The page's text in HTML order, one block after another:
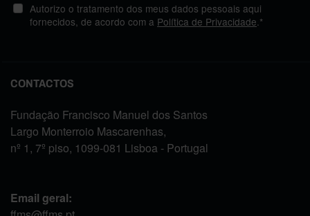
Autorizo o tratamento dos meus dados pessoais aqui
fornecidos, de acordo com a Política de Privacidade .*
CONTACTOS
Fundação Francisco Manuel dos Santos
Largo Monterroio Mascarenhas,
nº 1, 7º piso, 1099-081 Lisboa - Portugal
Email geral: